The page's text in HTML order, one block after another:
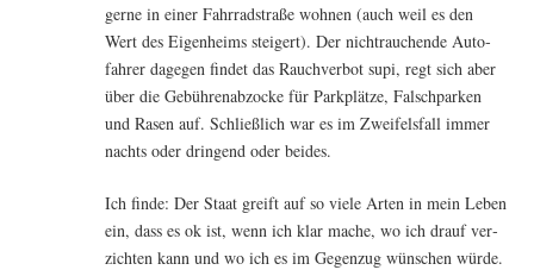
ger­ne in einer Fahr­rad­stra­ße woh­nen (auch weil es den
Wert des Eigen­heims stei­gert). Der nicht­rau­chen­de Auto­
fah­rer dage­gen fin­det das Rauch­ver­bot supi, regt sich aber
über die Gebüh­ren­ab­zo­cke für Park­plät­ze, Falsch­par­ken
und Rasen auf. Schließ­lich war es im Zwei­fels­fall immer
nachts oder drin­gend oder beides.
Ich fin­de: Der Staat greift auf so vie­le Arten in mein Leben
ein, dass es ok ist, wenn ich klar mache, wo ich drauf ver­
zich­ten kann und wo ich es im Gegen­zug wün­schen wür­de.